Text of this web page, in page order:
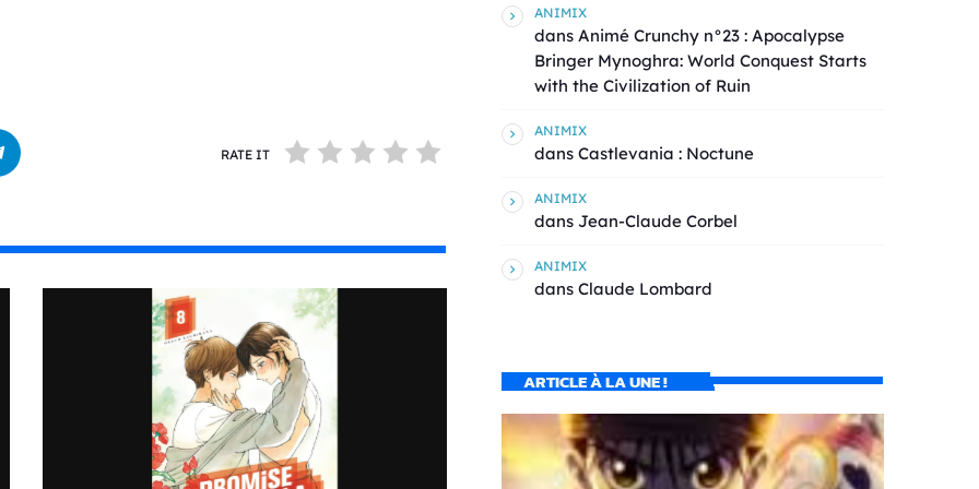
RATE IT
ANIMIX
dans Animé Crunchy n°23 : Apocalypse
Bringer Mynoghra: World Conquest Starts
with the Civilization of Ruin
ANIMIX
dans Castlevania : Noctune
ANIMIX
dans Jean-Claude Corbel
ANIMIX
dans Claude Lombard
ARTICLE À LA UNE !